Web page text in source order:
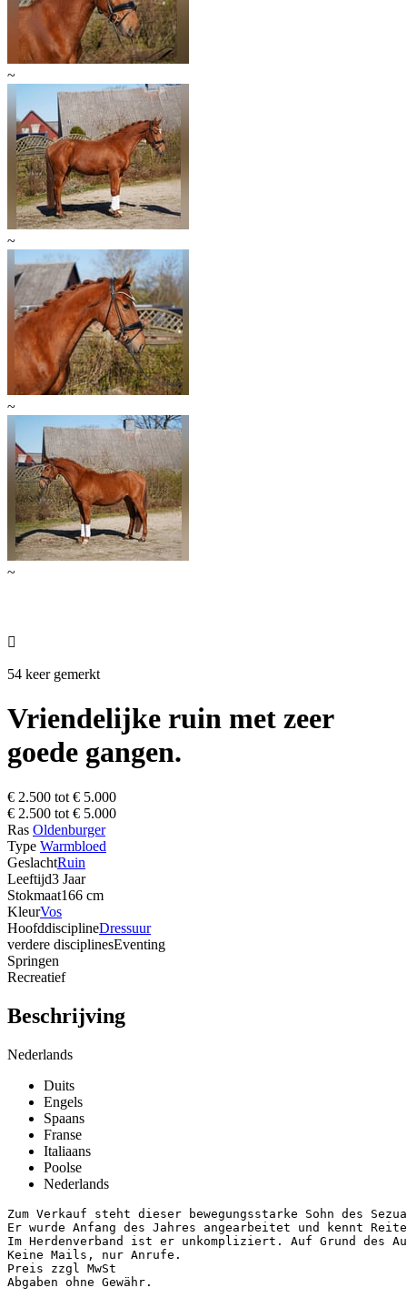
~
~
~
~

54 keer gemerkt
Vriendelijke ruin met zeer
goede gangen.
€ 2.500 tot € 5.000
€ 2.500 tot € 5.000
Ras Oldenburger
Type Warmbloed
GeslachtRuin
Leeftijd3 Jaar
Stokmaat166 cm
KleurVos
HoofddisciplineDressuur
verdere disciplinesEventing
Springen
Recreatief
Beschrijving
Nederlands
Duits
Engels
Spaans
Franse
Italiaans
Poolse
Nederlands
Zum Verkauf steht dieser bewegungsstarke Sohn des
Er wurde Anfang des Jahres angearbeitet und kennt
Im Herdenverband ist er unkompliziert. Auf Grund des
Keine Mails, nur Anrufe.
Preis zzgl MwSt
Abgaben ohne Gewähr.